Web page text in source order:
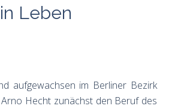
Leben
aufgewachsen im Berliner Bezirk
Hecht zunächst den Beruf des